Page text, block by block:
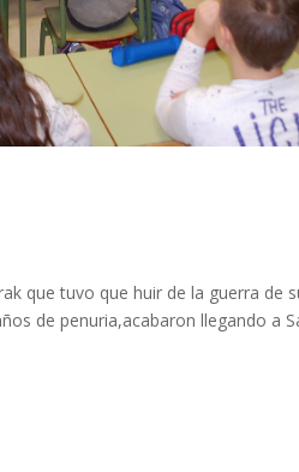
que tuvo que huir de la guerra de
de penuria,acabaron llegando a